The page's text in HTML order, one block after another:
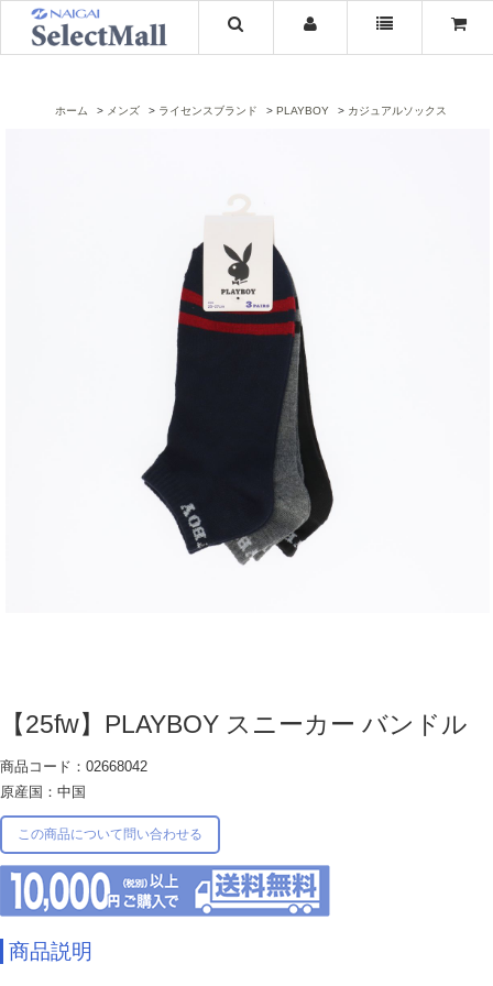
ホーム メンズ ライセンスブランド PLAYBOY カジュアルソックス
【25fw】PLAYBOY スニーカー バンドル
商品コード：02668042
原産国：中国
この商品について問い合わせる
商品説明